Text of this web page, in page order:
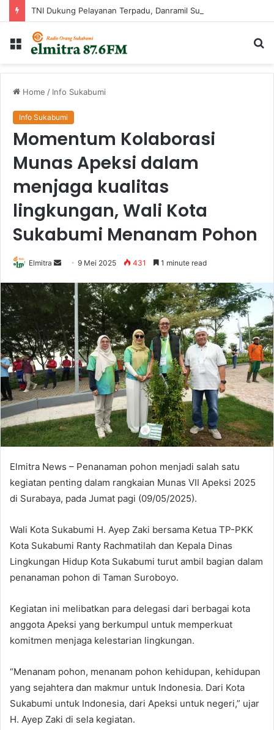
Menu
Home / Info Sukabumi
Info Sukabumi
Momentum Kolaborasi
Munas Apeksi dalam
menjaga kualitas
lingkungan, Wali Kota
Sukabumi Menanam Pohon
Elmitra
Send
email
9 Mei 2025 431 1 minute read
Elmitra News – Penanaman pohon menjadi salah satu
kegiatan penting dalam rangkaian Munas VII Apeksi 2025
di Surabaya, pada Jumat pagi (09/05/2025).
Wali Kota Sukabumi H. Ayep Zaki bersama Ketua TP-PKK
Kota Sukabumi Ranty Rachmatilah dan Kepala Dinas
Lingkungan Hidup Kota Sukabumi turut ambil bagian dalam
penanaman pohon di Taman Suroboyo.
Kegiatan ini melibatkan para delegasi dari berbagai kota
anggota Apeksi yang berkumpul untuk memperkuat
komitmen menjaga kelestarian lingkungan.
“Menanam pohon, menanam pohon kehidupan, kehidupan
yang sejahtera dan makmur untuk Indonesia. Dari Kota
Sukabumi untuk Indonesia, dari Apeksi untuk negeri,” ujar
H. Ayep Zaki di sela kegiatan.